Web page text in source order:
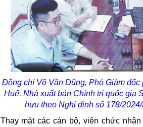
Đồng chí Võ Văn Dũng, Phó Giám đốc
Huế, Nhà xuất bản Chính trị quốc gia
hưu theo Nghị định số 178/
Thay mặt các cán bộ, viên chức